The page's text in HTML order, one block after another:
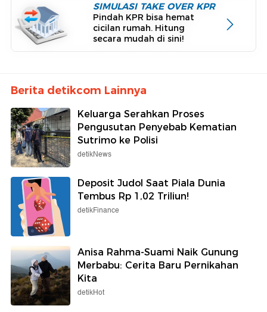
SIMULASI TAKE OVER KPR
Pindah KPR bisa hemat
cicilan rumah. Hitung
secara mudah di sini!
Berita detikcom Lainnya
Keluarga Serahkan Proses
Pengusutan Penyebab Kematian
Sutrimo ke Polisi
detikNews
Deposit Judol Saat Piala Dunia
Tembus Rp 1,02 Triliun!
detikFinance
Anisa Rahma-Suami Naik Gunung
Merbabu: Cerita Baru Pernikahan
Kita
detikHot